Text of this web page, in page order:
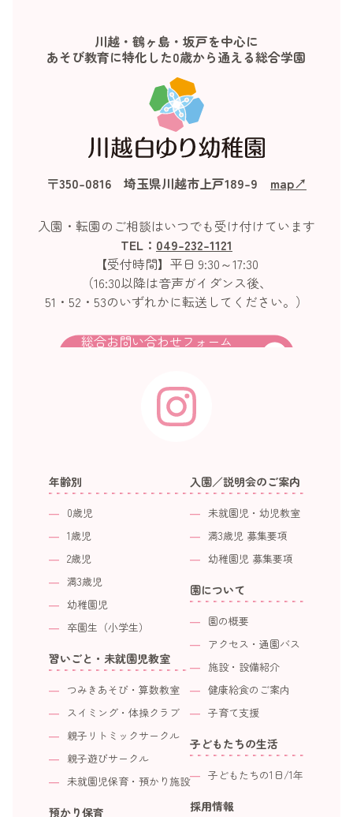
川越・鶴ヶ島・坂戸を中心に
あそび教育に特化した0歳から通える総合学園
〒350-0816 埼玉県川越市上戸189-9 map↗︎
入園・転園のご相談はいつでも受け付けています
TEL： 049-232-1121
【受付時間】平日 9:30～17:30
（16:30以降は音声ガイダンス後、
51・52・53のいずれかに転送してください。）
総合お問い合わせフォーム
年齢別
0歳児
1歳児
2歳児
満3歳児
幼稚園児
卒園生（小学生）
習いごと・未就園児教室
つみきあそび・算数教室
スイミング・体操クラブ
親子リトミックサークル
親子遊びサークル
未就園児保育・預かり施設
預かり保育
入園／説明会のご案内
未就園児・幼児教室
満3歳児 募集要項
幼稚園児 募集要項
園について
園の概要
アクセス・通園バス
施設・設備紹介
健康給食のご案内
子育て支援
子どもたちの生活
子どもたちの1日/1年
採用情報